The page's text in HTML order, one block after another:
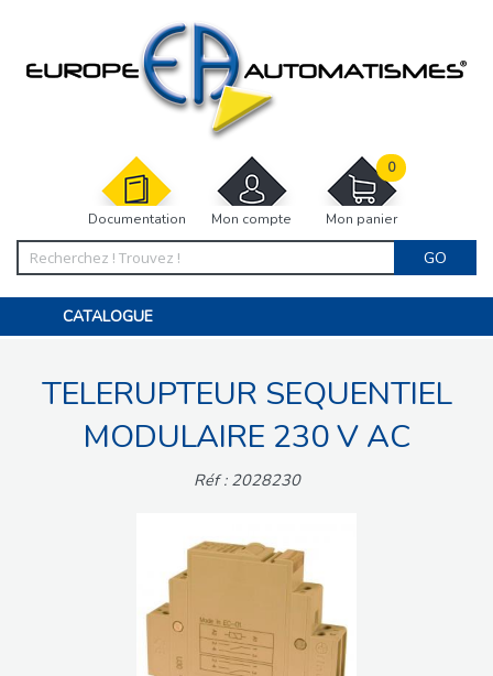
Documentation Mon compte Mon panier
0
GO
CATALOGUE
MOTORISATIONS
ACCESSOIRES ET ELECTRONIQUES
INTERPHONES VISIOPHONES
TELERUPTEUR SEQUENTIEL
MODULAIRE 230 V AC
Réf : 2028230